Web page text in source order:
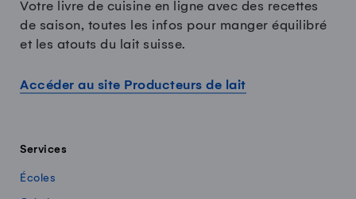
Votre livre de cuisine en ligne avec des recettes
de saison, toutes les infos pour manger équilibré
et les atouts du lait suisse.
Accéder au site Producteurs de lait
Services
Écoles